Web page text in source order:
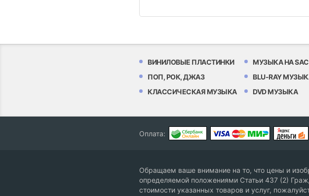
ВИНИЛОВЫЕ ПЛАСТИНКИ
ПОП, РОК, ДЖАЗ
КЛАССИЧЕСКАЯ МУЗЫКА
МУЗЫКА НА
BLU-RAY
DVD МУЗЫКА
Оплата:
Обращаем ваше внимание на то, что цены и
определяемой положениями Статьи 437 (2)
стоимости указанных товаров и услуг,